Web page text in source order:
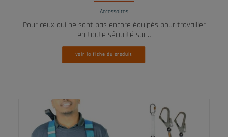
Accessoires
Pour ceux qui ne sont pas encore équipés pour travailler
en toute sécurité sur…
Voir la fiche du produit